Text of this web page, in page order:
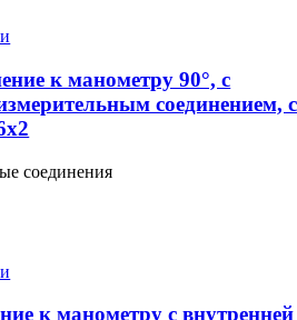
к манометру 90°, с
соединением, с
соединения
к манометру с внутренней